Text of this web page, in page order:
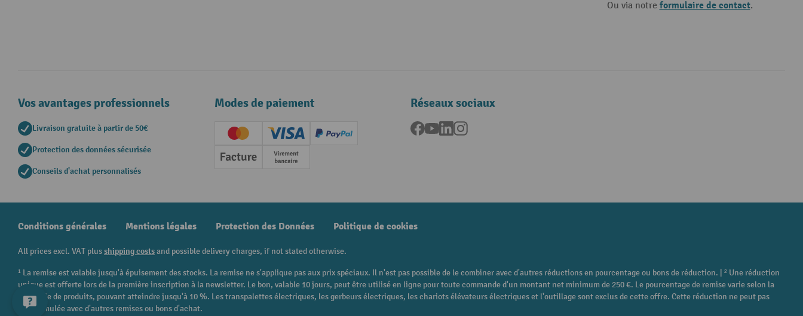
Ou via notre formulaire de contact.
Vos avantages professionnels
Livraison gratuite à partir de 50€
Protection des données sécurisée
Conseils d'achat personnalisés
Modes de paiement
Creditcard (Master)Creditcard (Visa)
PayPal
Facture Paiement anticipé
Réseaux sociaux
Facebook
YouTubeLinkedInInstagram
Conditions générales Mentions légales Protection des Données Politique de cookies
All prices excl. VAT plusshipping costsand possible delivery charges, if not stated otherwise.
¹ La remise est valable jusqu'à épuisement des stocks. La remise ne s'applique pas aux prix spéciaux. Il n'est pas possible de le combiner avec d'autres réductions en pourcentage ou bons de réduction. | ² Une réduction
unique est offerte lors de la première inscription à la newsletter. Le bon, valable 10 jours, peut être utilisé en ligne pour toute commande d'un montant net minimum de 250 €. Le pourcentage de remise varie selon la
catégorie de produits, pouvant atteindre jusqu'à 10 %. Les transpalettes électriques, les gerbeurs électriques, les chariots élévateurs électriques et l'outillage sont exclus de cette offre. Cette réduction ne peut pas
être cumulée avec d'autres remises ou bons d'achat.